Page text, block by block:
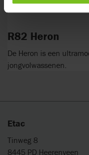
R82 Heron
De Heron is een
jongvolwassenen.
Etac
Tinweg 8
8445 PD Heerenveen